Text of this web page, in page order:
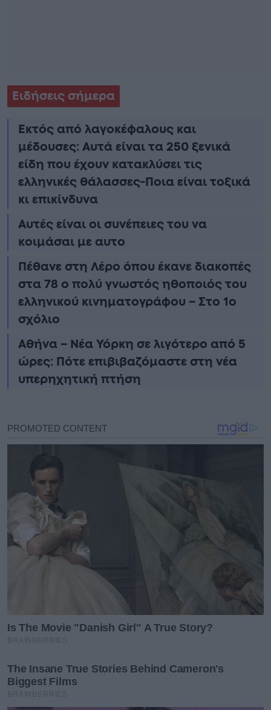
Ειδήσεις σήμερα
Εκτός από λαγοκέφαλους και
μέδουσες: Aυτά είναι τα 250 ξενικά
είδη που έχουν κατακλύσει τις
ελληνικές θάλασσες-Ποια είναι τοξικά
κι επικίνδυνα
Αυτές είναι οι συνέπειες του να
κοιμάσαι με αυτο
Πέθανε στη Λέρο όπου έκανε διακοπές
στα 78 ο πολύ γνωστός ηθοποιός του
ελληνικού κινηματογράφου – Στο 1ο
σχόλιο
Αθήνα – Νέα Υόρκη σε λιγότερο από 5
ώρες: Πότε επιβιβαζόμαστε στη νέα
υπερηχητική πτήση